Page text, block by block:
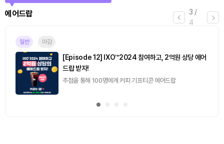
3 /
4
에어드랍
일반 마감
[Episode 12] IXO™2024 참여하고, 2억원 상당 에어
드랍 받자!
추첨을 통해 100명에게 커피 기프티콘 에어드랍